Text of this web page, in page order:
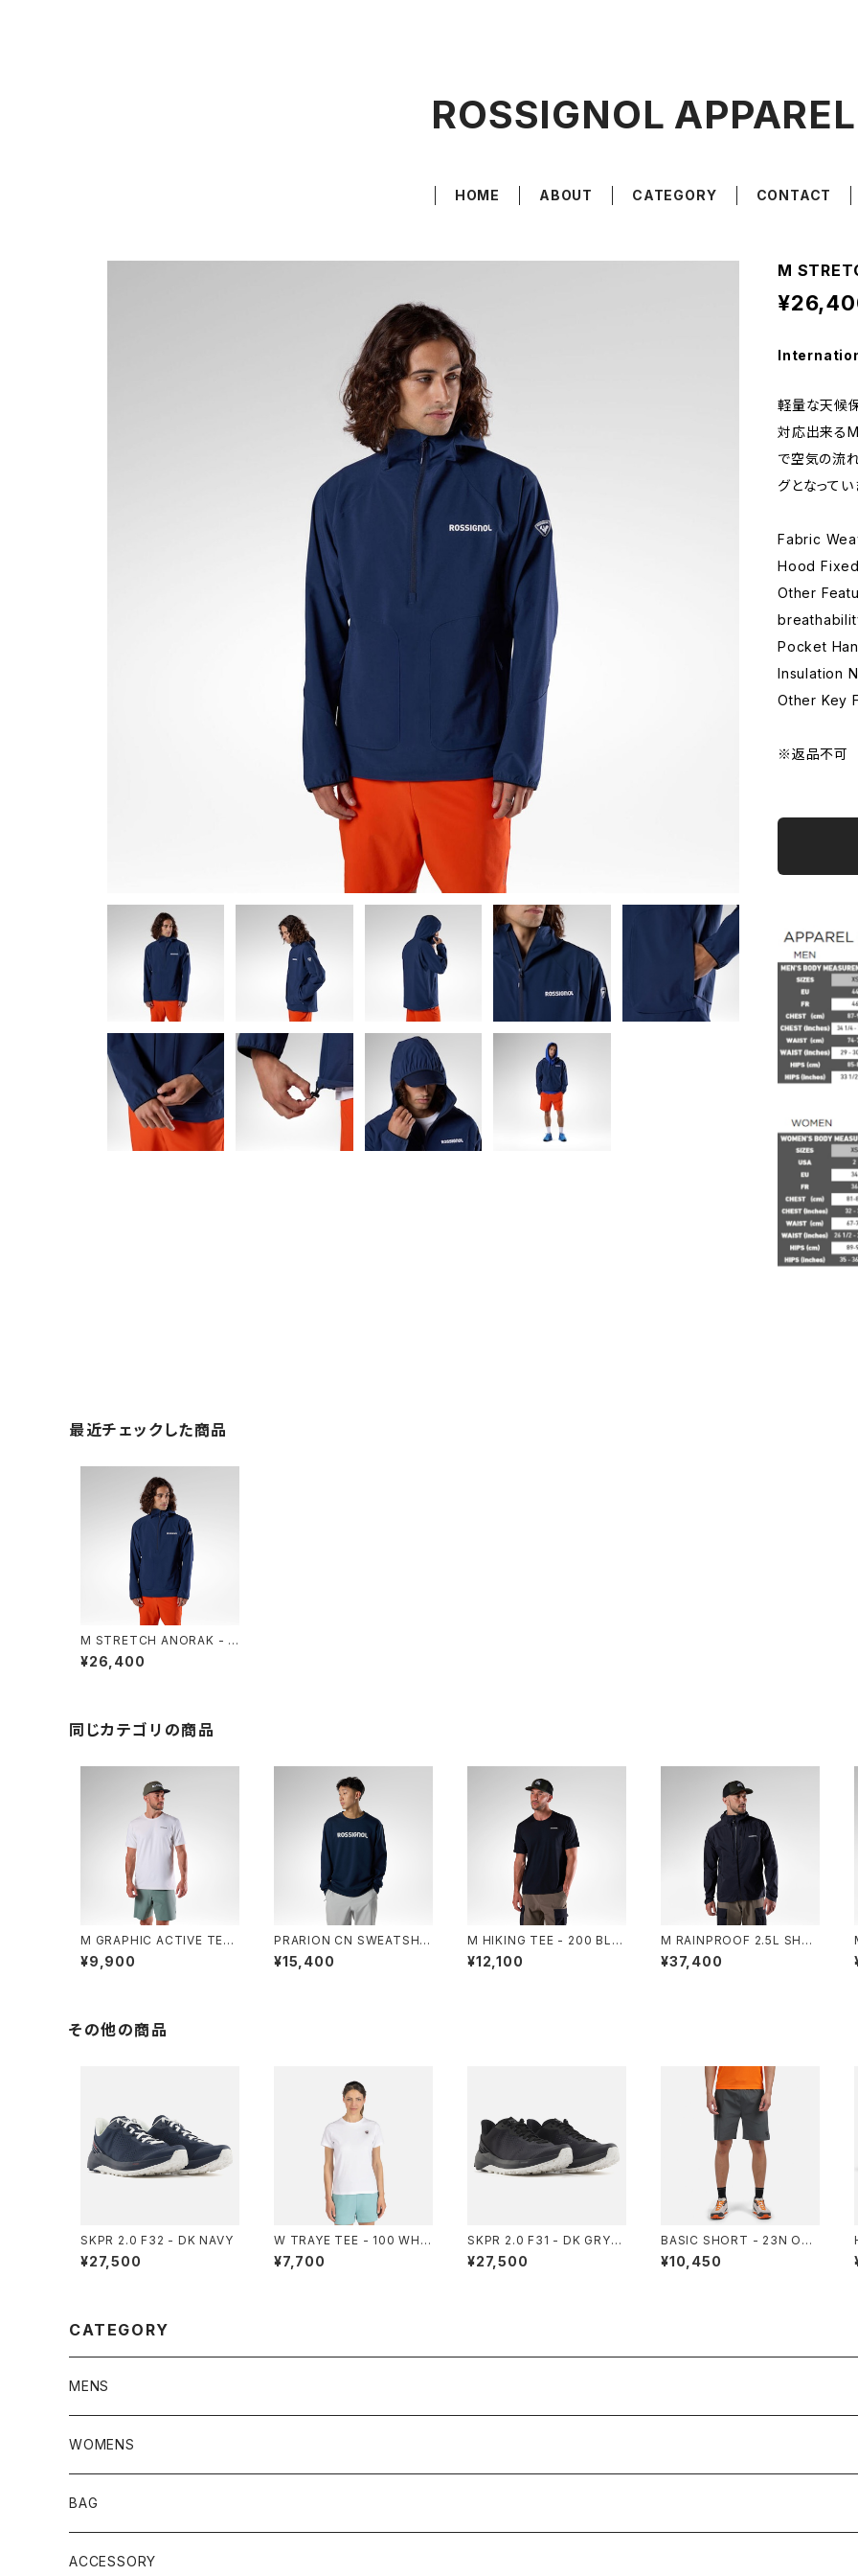
ROSSIGNOL APPAREL
HOME ABOUT CATEGORY CONTACT
M
軽量な天候
対応出来る
で空気の流
グとなってい
Fabric
Hood
Other
Pocket
Insulation
Other Key
※返品不可
最近チェックした商品
M STRETCH ANORAK - 7
15 DARK NAVY
¥26,400
同じカテゴリの商品
M GRAPHIC ACTIVE TEE
- 100 WHITE
¥9,900
PRARION CN SWEATSHIR
T - 715 DARK NAVY
¥15,400
M HIKING TEE - 200 BLA
CK
¥12,100
M RAINPROOF 2.5L SHEL
L JKT - 200 BLACK
¥37,400
その他の商品
SKPR 2.0 F32 - DK NAVY
¥27,500
W TRAYE TEE - 100 WHI
TE
¥7,700
SKPR 2.0 F31 - DK GRY-B
LK
¥27,500
BASIC SHORT - 23N ONY
X GREY
¥10,450
CATEGORY
MENS
JACKET
TOPS
PANTS
WOMENS
JACKET
TOPS
BAG
ACCESSORY